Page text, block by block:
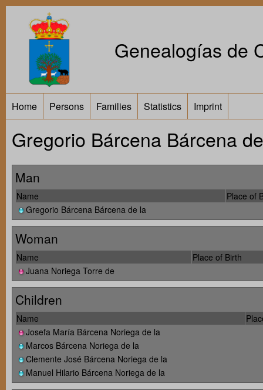
Genealogías de
Home Persons Families Statistics Imprint
Gregorio Bárcena Bárcena
Man
Name
Place of
Gregorio Bárcena Bárcena de la
Woman
Name
Place of Birth
Juana Noriega Torre de
Children
Name
Josefa María Bárcena Noriega de la
Marcos Bárcena Noriega de la
Clemente José Bárcena Noriega de la
Manuel Hilario Bárcena Noriega de la